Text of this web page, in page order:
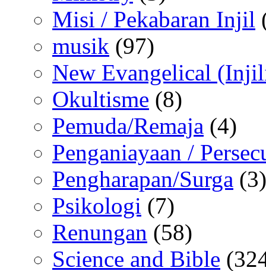
Misi / Pekabaran Injil
musik (97)
New Evangelical
Okultisme (8)
Pemuda/Remaja (4)
Penganiayaan /
Pengharapan/Surga (3)
Psikologi (7)
Renungan (58)
Science and Bible